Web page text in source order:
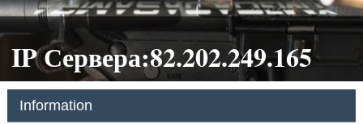
IP Сервера:82.202.249.165
Information